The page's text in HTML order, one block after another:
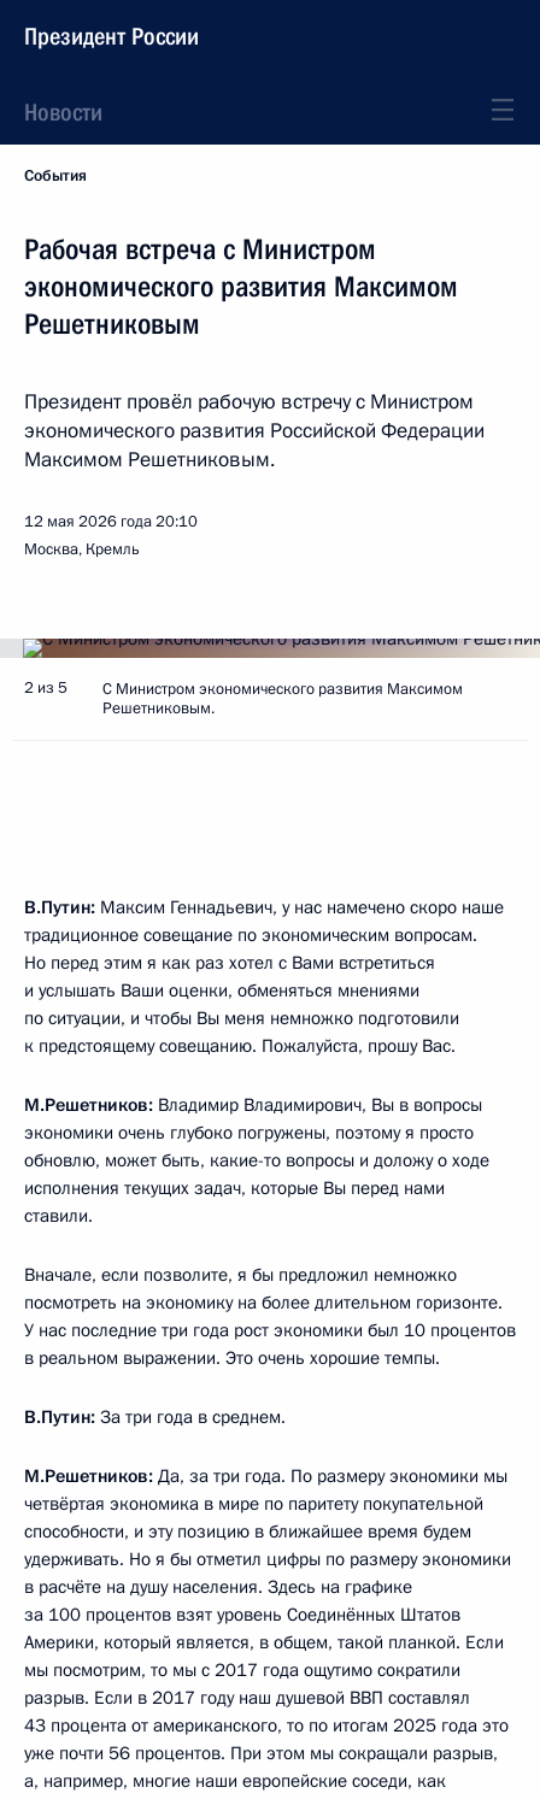
Президент России
Новости
События
Рабочая встреча с Министром
экономического развития Максимом
Решетниковым
Президент провёл рабочую встречу с Министром
экономического развития Российской Федерации
Максимом Решетниковым.
12 мая 2026 года20:10
Москва, Кремль
2 из 5
С Министром экономического развития Максимом
Решетниковым.
В.Путин: Максим Геннадьевич, у нас намечено скоро наше
традиционное совещание по экономическим вопросам.
Но перед этим я как раз хотел с Вами встретиться
и услышать Ваши оценки, обменяться мнениями
по ситуации, и чтобы Вы меня немножко подготовили
к предстоящему совещанию. Пожалуйста, прошу Вас.
М.Решетников: Владимир Владимирович, Вы в вопросы
экономики очень глубоко погружены, поэтому я просто
обновлю, может быть, какие-то вопросы и доложу о ходе
исполнения текущих задач, которые Вы перед нами
ставили.
Вначале, если позволите, я бы предложил немножко
посмотреть на экономику на более длительном горизонте.
У нас последние три года рост экономики был 10 процентов
в реальном выражении. Это очень хорошие темпы.
В.Путин: За три года в среднем.
М.Решетников: Да, за три года. По размеру экономики мы
четвёртая экономика в мире по паритету покупательной
способности, и эту позицию в ближайшее время будем
удерживать. Но я бы отметил цифры по размеру экономики
в расчёте на душу населения. Здесь на графике
за 100 процентов взят уровень Соединённых Штатов
Америки, который является, в общем, такой планкой. Если
мы посмотрим, то мы с 2017 года ощутимо сократили
разрыв. Если в 2017 году наш душевой ВВП составлял
43 процента от американского, то по итогам 2025 года это
уже почти 56 процентов. При этом мы сокращали разрыв,
а, например, многие наши европейские соседи, как